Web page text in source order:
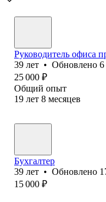
Руководитель офиса
39 лет • Обновлено 6
25 000 ₽
Общий опыт
19 лет 8 месяцев
Бухгалтер
39 лет • Обновлено
15 000 ₽